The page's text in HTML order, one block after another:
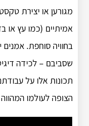
מגורען או יצירת
אמיתיים (כמו עץ ​​או
בחוויה סוחפת.
שסביבם – לכידה
תכונות אלו על
הצופה לעולמו